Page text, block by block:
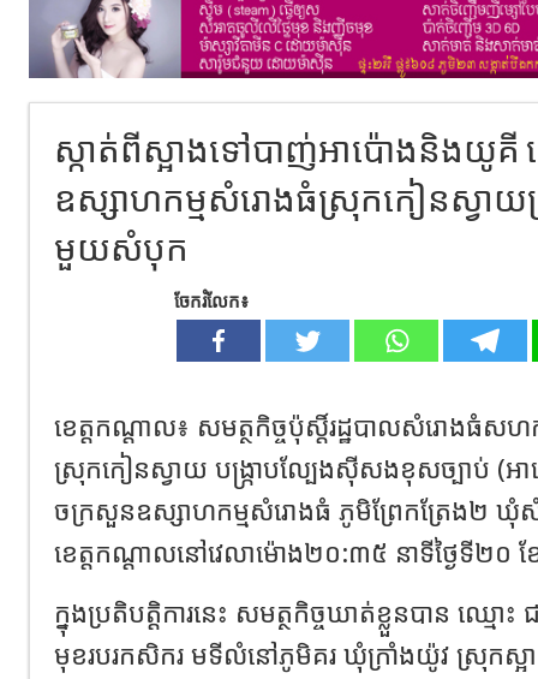
ស្កាត់ពីស្អាងទៅបាញ់អាប៉ោងនិងយូគី
ឧស្សាហកម្មសំរោងធំស្រុកកៀនស្វាយត្
មួយសំបុក
ចែករំលែក៖
ខេត្តកណ្ដាល៖ សមត្ថកិច្ចប៉ុស្តិ៍រដ្ឋបាលសំរោងធំសហ
ស្រុកកៀនស្វាយ បង្ក្រាបល្បែងសុីសងខុសច្បាប់ (អ
ចក្រសួនឧស្សាហកម្មសំរោងធំ ភូមិព្រែកត្រែង២ ឃុំ
ខេត្តកណ្ដាលនៅវេលាម៉ោង២០:៣៥ នាទីថ្ងៃទី២០
ក្នុងប្រតិបត្តិការនេះ សមត្ថកិច្ចឃាត់ខ្លួនបាន ឈ្មោ
មុខរបរកសិករ មទីលំនៅភូមិគរ ឃុំក្រាំងយ៉ូវ ស្រុកស្អ